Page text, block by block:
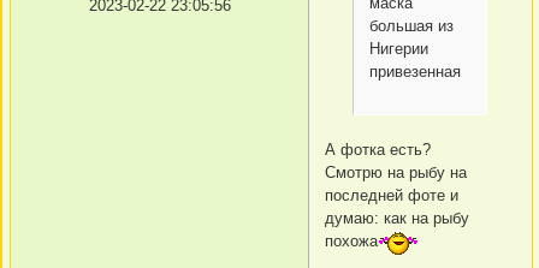
2023-02-22 23:05:56
большая из
Нигерии
привезенная
А фотка есть?
Смотрю на рыбу на
последней фоте и
думаю: как на рыбу
похожа